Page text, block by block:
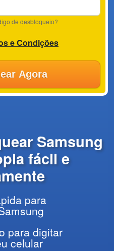
de desbloqueio?
e Condições
Agora
Samsung
fácil e
para
para digitar
celular